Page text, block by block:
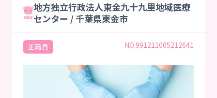
地方独立行政法人東金九十九里地域医療
センター / 千葉県東金市
正職員 NO.991211005212641